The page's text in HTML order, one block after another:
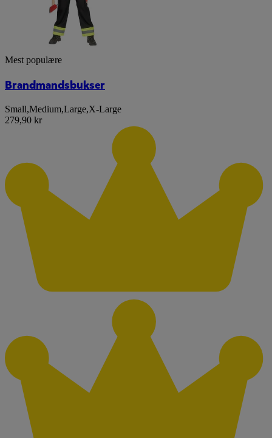
Mest populære
Brandmandsbukser
Small,Medium,Large,X-Large
279,90 kr